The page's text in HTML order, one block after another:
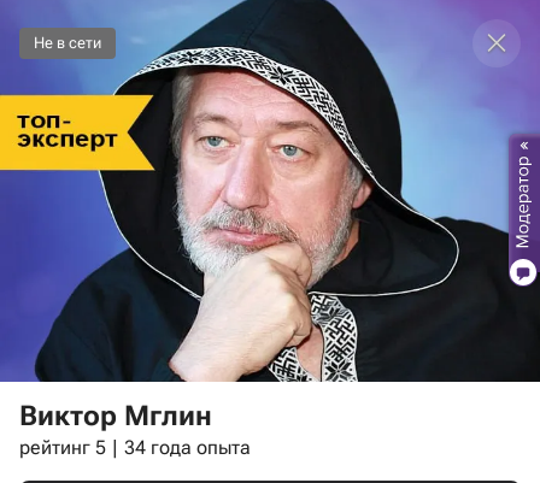
Не в сети
Виктор Мглин
рейтинг 5 34 года опыта